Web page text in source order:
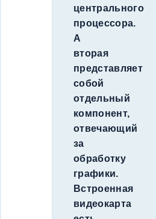
центрального
процессора.
А
вторая
представляет
собой
отдельный
компонент,
отвечающий
за
обработку
графики.
Встроенная
видеокарта